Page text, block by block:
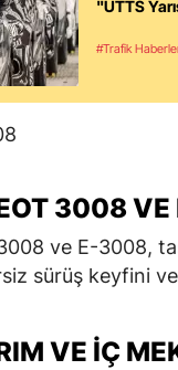
"UTTS
#Trafik
3008
ve E-3008,
sürüş keyfini
VE İÇ